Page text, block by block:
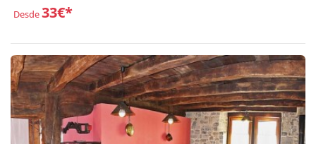
Desde33€*